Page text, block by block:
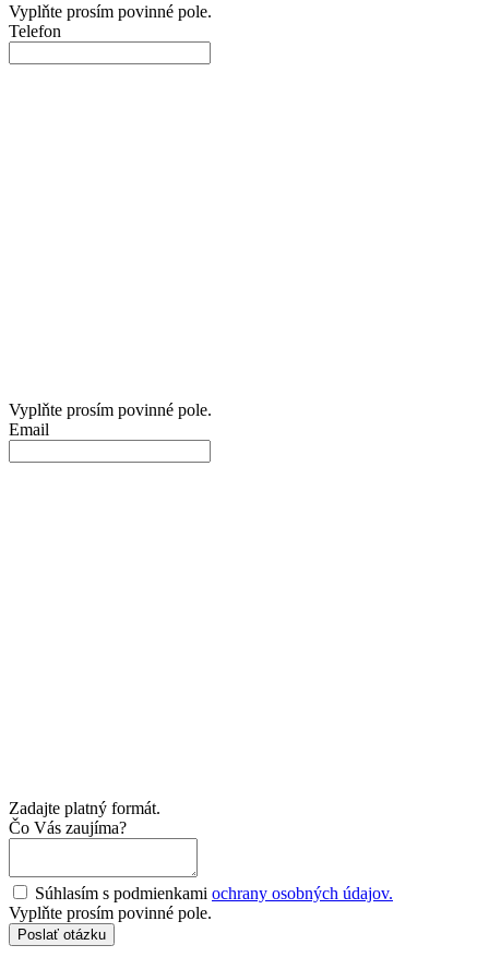
Vyplňte prosím povinné pole.
Telefon
Vyplňte prosím povinné pole.
Email
Zadajte platný formát.
Čo Vás zaujíma?
Súhlasím s podmienkami ochrany osobných údajov.
Vyplňte prosím povinné pole.
Poslať otázku